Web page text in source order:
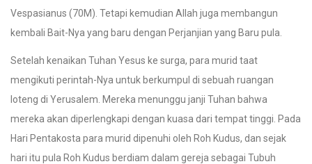
Vespasianus (70M). Tetapi kemudian Allah juga membangun
kembali Bait-Nya yang baru dengan Perjanjian yang Baru pula.
Setelah kenaikan Tuhan Yesus ke surga, para murid taat
mengikuti perintah-Nya untuk berkumpul di sebuah ruangan
loteng di Yerusalem. Mereka menunggu janji Tuhan bahwa
mereka akan diperlengkapi dengan kuasa dari tempat tinggi. Pada
Hari Pentakosta para murid dipenuhi oleh Roh Kudus, dan sejak
hari itu pula Roh Kudus berdiam dalam gereja sebagai Tubuh